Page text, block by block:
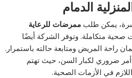
الدمام
يمكن طلبممرضات للرعاية
صحية متكاملة. وتوفر الشركة أيضًا
راحة المريض ومتابعة حالته باستمرار.
أمر ضروري لكبار السن، حيث تهتم
في الأزمات الصحية.